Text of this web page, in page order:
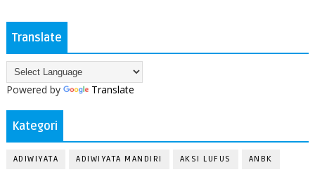
Translate
Powered by Translate
Kategori
ADIWIYATA ADIWIYATA MANDIRI AKSI LUFUS ANBK